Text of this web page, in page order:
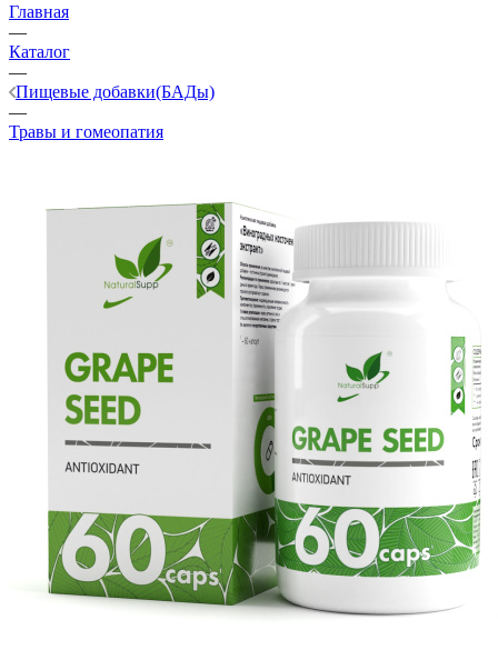
Главная
—
Каталог
—
Пищевые добавки(БАДы)
—
Травы и гомеопатия